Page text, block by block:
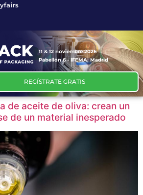
11 & 12 noviembre 2026
Pabellón 6 - IFEMA, Madrid
REGÍSTRATE GRATIS
de aceite de oliva: crean un
de un material inesperado